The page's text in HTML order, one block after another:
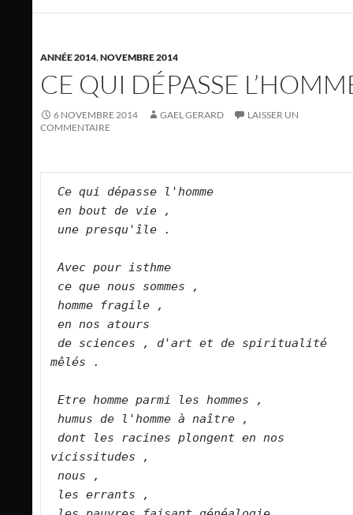
ANNÉE 2014,NOVEMBRE 2014
CE QUI DÉPASSE
6 NOVEMBRE 2014 GAEL GERARD
LAISSER UN
COMMENTAIRE
Ce qui dépasse l'homme
en bout de vie ,
une presqu'île .
Avec pour isthme
ce que nous sommes ,
homme fragile ,
en nos atours
de sciences , d'art et de spiritualité
mêlés .
Etre homme parmi les hommes ,
humus de l'homme à naître ,
dont les racines plongent en nos
vicissitudes ,
nous ,
les errants ,